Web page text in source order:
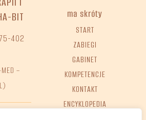
BIT
75-402
–
ma skróty
START
ZABIEGI
GABINET
KOMPETENCJE
KONTAKT
ENCYKLOPEDIA